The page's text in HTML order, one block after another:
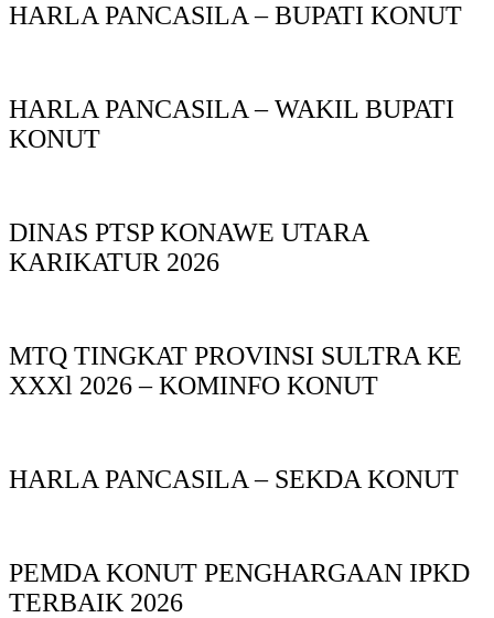
HARLA PANCASILA – BUPATI KONUT
HARLA PANCASILA – WAKIL BUPATI
KONUT
DINAS PTSP KONAWE UTARA
KARIKATUR 2026
MTQ TINGKAT PROVINSI SULTRA KE
XXXl 2026 – KOMINFO KONUT
HARLA PANCASILA – SEKDA KONUT
PEMDA KONUT PENGHARGAAN IPKD
TERBAIK 2026